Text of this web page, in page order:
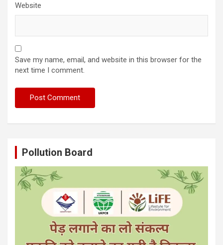
Website
Save my name, email, and website in this browser for the
next time I comment.
Pollution Board